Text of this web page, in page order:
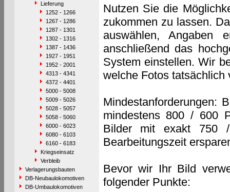
Lieferung
1252 - 1266
1267 - 1286
1287 - 1301
1302 - 1316
1387 - 1436
1927 - 1951
1952 - 2001
4313 - 4341
4372 - 4401
5000 - 5008
5009 - 5026
5028 - 5057
5058 - 5060
6000 - 6023
6080 - 6103
6160 - 6183
Kriegseinsatz
Verbleib
Verlagerungsbauten
DB-Neubaulokomotiven
DB-Umbaulokomotiven
Nutzen Sie die
zukommen zu lassen.
auswählen, Angaben
anschließend das
System einstellen. Wir
welche Fotos tatsächlich
Mindestanforderungen:
mindestens 800 / 600
Bilder mit exakt 750
Bearbeitungszeit
Bevor wir Ihr Bild
folgender Punkte: